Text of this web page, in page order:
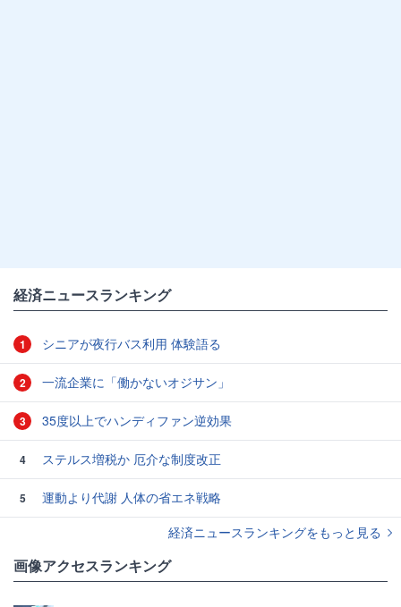
経済ニュースランキング
1 シニアが夜行バス利用 体験語る
2 一流企業に「働かないオジサン」
3 35度以上でハンディファン逆効果
4 ステルス増税か 厄介な制度改正
5
運動より代謝 人体の省エネ戦略
経済ニュースランキングをもっと見る
画像アクセスランキング